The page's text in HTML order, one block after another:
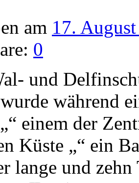
am 17.
0
und
während
einem der
Küste „“ ein
lange und